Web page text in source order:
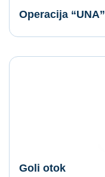
Operacija “UNA”
Goli otok